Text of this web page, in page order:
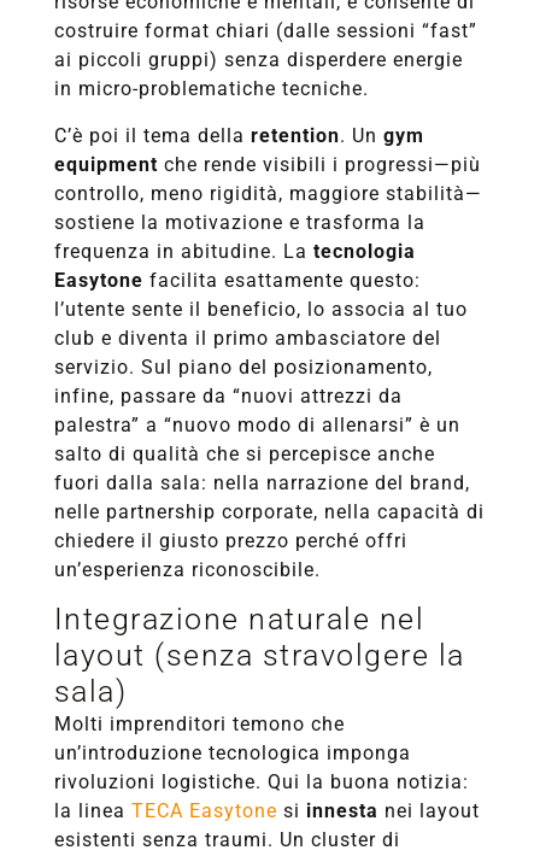
costruire format chiari (dalle sessioni “fast”
ai piccoli gruppi) senza disperdere energie
in micro-problematiche tecniche.
C’è poi il tema della retention. Un gym
equipment che rende visibili i progressi—più
controllo, meno rigidità, maggiore stabilità—
sostiene la motivazione e trasforma la
frequenza in abitudine. La tecnologia
Easytone facilita esattamente questo:
l’utente sente il beneficio, lo associa al tuo
club e diventa il primo ambasciatore del
servizio. Sul piano del posizionamento,
infine, passare da “nuovi attrezzi da
palestra” a “nuovo modo di allenarsi” è un
salto di qualità che si percepisce anche
fuori dalla sala: nella narrazione del brand,
nelle partnership corporate, nella capacità di
chiedere il giusto prezzo perché offri
un’esperienza riconoscibile.
Integrazione naturale nel
layout (senza stravolgere la
sala)
Molti imprenditori temono che
un’introduzione tecnologica imponga
rivoluzioni logistiche. Qui la buona notizia:
la linea TECA Easytone si innesta nei layout
esistenti senza traumi. Un cluster di